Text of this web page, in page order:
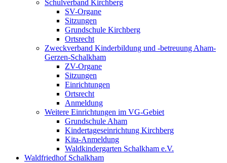
Schulverband Kirchberg
SV-Organe
Sitzungen
Grundschule Kirchberg
Ortsrecht
Zweckverband Kinderbildung und -betreuung Aham-
Gerzen-Schalkham
ZV-Organe
Sitzungen
Einrichtungen
Ortsrecht
Anmeldung
Weitere Einrichtungen im VG-Gebiet
Grundschule Aham
Kindertageseinrichtung Kirchberg
Kita-Anmeldung
Waldkindergarten Schalkham e.V.
Waldfriedhof Schalkham